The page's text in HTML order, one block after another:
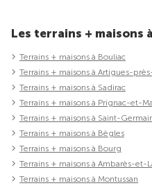
Les terrains + maisons
Terrains + maisons à Bouliac
Terrains + maisons à Artigues-
Terrains + maisons à Sadirac
Terrains + maisons à Prignac-et-
Terrains + maisons à Saint-
Terrains + maisons à Bègles
Terrains + maisons à Bourg
Terrains + maisons à Ambarès-et-
Terrains + maisons à Montussan